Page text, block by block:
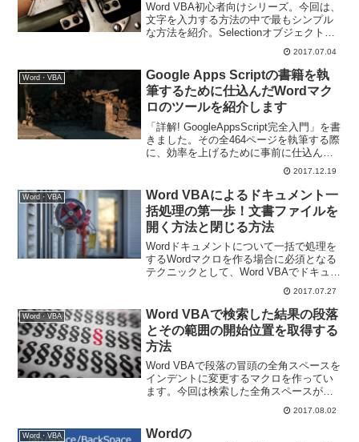
Word VBA初心者向けシリーズ。今回は、
文字を入力する方法の中で最もシンプル
な方法を紹介。Selectionオブジェクトの
typeTextメソッドを使って、現在のカー
ソル位置に文字を入力する方法です。
2017.07.04
Word・VBA
Google Apps Scriptの書籍を執
筆するために仕込んだWordマク
ロのツールを紹介します
「詳解! GoogleAppsScript完全入門」を書
きました。その全464ページを執筆する際
に、効率を上げるために事前に仕込んで
おいた、いくつかのWordマクロのツール
2017.12.19
Word・VBA
Word VBAによるドキュメント一
括処理の第一歩！文書ファイルを
開く方法と閉じる方法
Wordドキュメントについて一括で処理を
するWordマクロを作る場合に必須となる
テクニックとして、Word VBAでドキュメ
ントを開くOpenメソッドの使い方、閉じ
るCloseメソッドの使い方についてお伝え
します。
2017.07.27
Word・VBA
Word VBAで検索した結果の段落
とその範囲の開始位置を取得する
方法
Word VBAで段落の冒頭の全角スペースを
インデントに変更するマクロを作ってい
ます。今回は検索した全角スペースが含
まれる段落を取得する、またその段落範
囲の開始位置を取得する方法をお伝えし
ます。
2017.08.02
Word・VBA
Wordの